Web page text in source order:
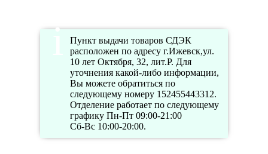
Пункт выдачи товаров СДЭК
расположен по адресу г.Ижевск,ул.
10 лет Октября, 32, лит.Р. Для
уточнения какой-либо информации,
Вы можете обратиться по
следующему номеру 152455443312.
Отделение работает по следующему
графику Пн-Пт 09:00-21:00
Сб-Вс 10:00-20:00.